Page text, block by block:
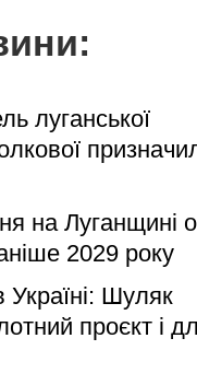
луганської
на Луганщині
2029 року
Шуляк
проєкт і